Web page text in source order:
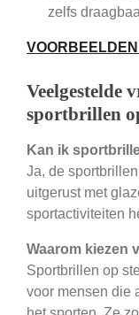
zelfs
Veelgestelde
sportbrillen
Kan ik
Ja, de
uitgerust met
sportactiviteiten
Waarom kiezen
Sportbrillen op
voor mensen die